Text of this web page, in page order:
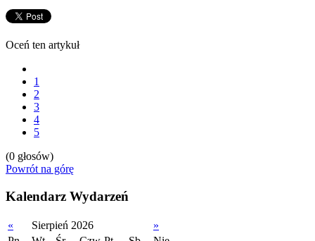
Oceń ten artykuł
1
2
3
4
5
(0 głosów)
Powrót na górę
Kalendarz Wydarzeń
« Sierpień 2026
»